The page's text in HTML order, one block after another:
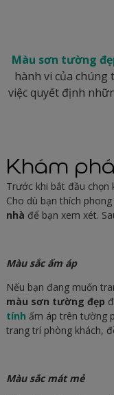
Màu sơn tường
hành vi của chúng
việc quyết định
Khám
Trước khi bắt đầu chọn
Cho dù bạn thích
nhà để bạn xem xét.
Màu sắc ấm áp
Nếu bạn đang muốn
màu sơn tường đẹp
tính ấm áp trên tường
trang trí phòng khách,
Màu sắc mát mẻ